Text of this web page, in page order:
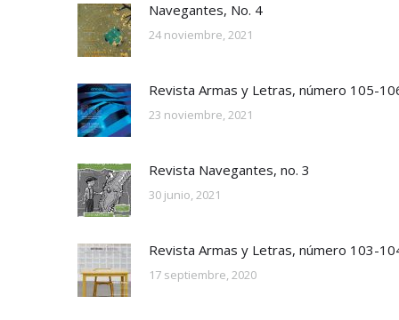
Navegantes, No. 4
24 noviembre, 2021
Revista Armas y Letras, número 105-
23 noviembre, 2021
Revista Navegantes, no. 3
30 junio, 2021
Revista Armas y Letras, número 103-
17 septiembre, 2020